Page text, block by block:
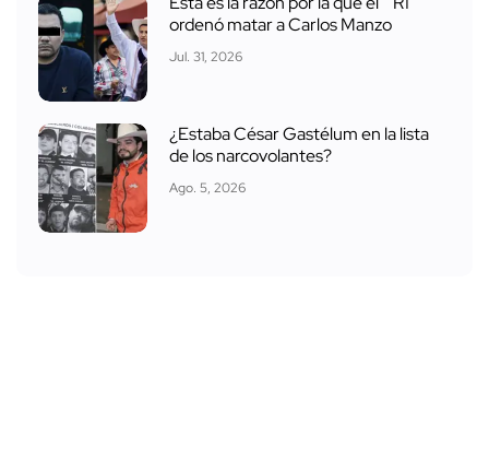
ordenó matar a Carlos Manzo
Jul. 31, 2026
¿Estaba César Gastélum en la lista
de los narcovolantes?
Ago. 5, 2026